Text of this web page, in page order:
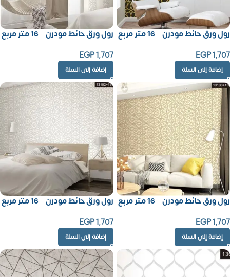
رول ورق حائط مودرن – 16 متر مربع
EGP1,707
إضافة إلى السلة
رول ورق حائط مودرن – 16 متر مربع
EGP1,707
إضافة إلى السلة
رول ورق حائط مودرن – 16 متر مربع
EGP1,707
إضافة إلى السلة
رول ورق حائط مودرن – 16 متر مربع
EGP1,707
إضافة إلى السلة